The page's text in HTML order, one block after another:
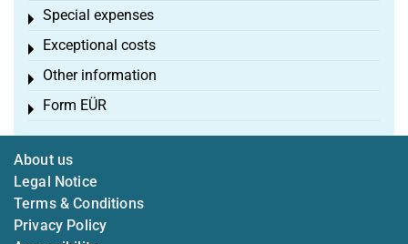
Special expenses
Toggle menu
Exceptional costs
Toggle menu
Other information
Toggle menu
Form EÜR
Toggle menu
About us
Legal Notice
Terms & Conditions
Privacy Policy